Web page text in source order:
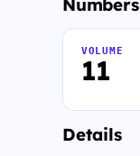
Numbers
11
VOLUME
Details